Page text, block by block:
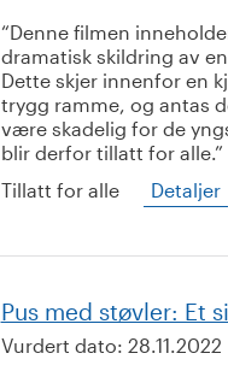
Denne filmen
dramatisk skildring av
Dette skjer innenfor en
trygg ramme, og antas
være skadelig for de
blir derfor tillatt for alle.
Tillatt for alle
Detaljer
Pus med støvler: Et
Vurdert dato: 28.11.2022